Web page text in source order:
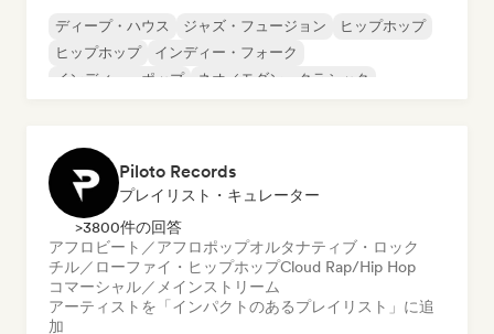
ディープ・ハウス ジャズ・フュージョン
ヒップホップ
ヒップホップ
インディー・フォーク
インディー・ポップ
ネオ／モダン・クラシック
Piloto Records
プレイリスト・キュレーター
>3800件の回答
アフロビート／アフロポップオルタナティブ・ロック
チル／ローファイ・ヒップホップCloud Rap/Hip Hop
コマーシャル／メインストリーム
アーティストを「インパクトのあるプレイリスト」に追
加